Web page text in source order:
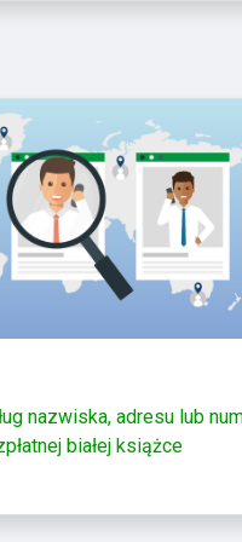
nazwiska, adresu lub
białej książce